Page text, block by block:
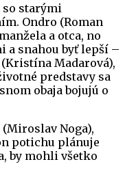
starými
Ondro (Roman
a otca, no
a snahou byť lepší –
Madarová),
predstavy sa
obaja bojujú o
Noga),
potichu plánuje
by mohli všetko